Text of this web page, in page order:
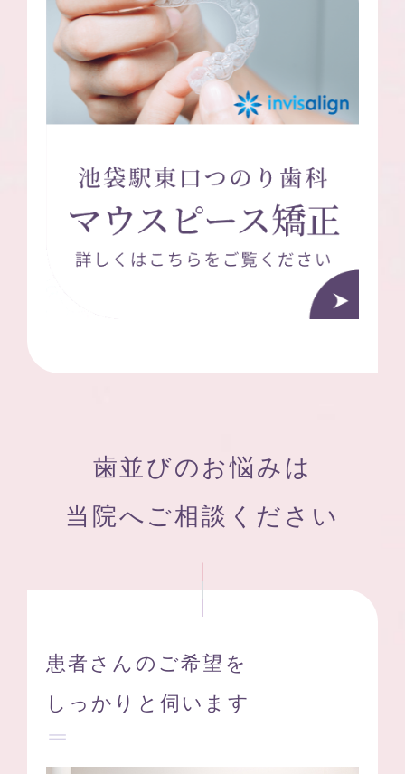
歯並びのお悩みは
当院へご相談ください
患者さんのご希望を
しっかりと伺います